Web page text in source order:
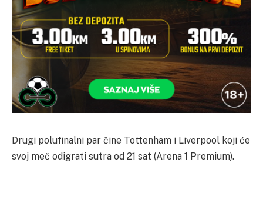
Drugi polufinalni par čine Tottenham i Liverpool koji će
svoj meč odigrati sutra od 21 sat (Arena 1 Premium).